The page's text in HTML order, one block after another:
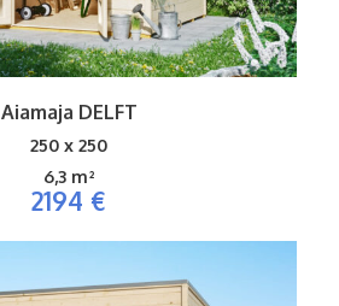
Aiamaja DELFT
250 x 250
6,3 m²
2194 €